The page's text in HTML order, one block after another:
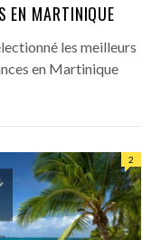
EN MARTINIQUE
les meilleurs
en Martinique
2